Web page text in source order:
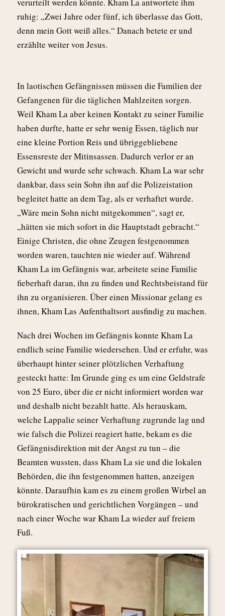
ruhig: „Zwei Jahre oder fünf, ich überlasse das Gott,
denn mein Gott weiß alles.“ Danach betete er und
erzählte weiter von Jesus.
In laotischen Gefängnissen müssen die Familien der
Gefangenen für die täglichen Mahlzeiten sorgen.
Weil Kham La aber keinen Kontakt zu seiner Familie
haben durfte, hatte er sehr wenig Essen, täglich nur
eine kleine Portion Reis und übriggebliebene
Essensreste der Mitinsassen. Dadurch verlor er an
Gewicht und wurde sehr schwach. Kham La war sehr
dankbar, dass sein Sohn ihn auf die Polizeistation
begleitet hatte an dem Tag, als er verhaftet wurde.
„Wäre mein Sohn nicht mitgekommen“, sagt er,
„hätten sie mich sofort in die Hauptstadt gebracht.“
Einige Christen, die ohne Zeugen festgenommen
worden waren, tauchten nie wieder auf. Während
Kham La im Gefängnis war, arbeitete seine Familie
fieberhaft daran, ihn zu finden und Rechtsbeistand für
ihn zu organisieren. Über einen Missionar gelang es
ihnen, Kham Las Aufenthaltsort ausfindig zu machen.
Nach drei Wochen im Gefängnis konnte Kham La
endlich seine Familie wiedersehen. Und er erfuhr, was
überhaupt hinter seiner plötzlichen Verhaftung
gesteckt hatte: Im Grunde ging es um eine Geldstrafe
von 25 Euro, über die er nicht informiert worden war
und deshalb nicht bezahlt hatte. Als herauskam,
welche Lappalie seiner Verhaftung zugrunde lag und
wie falsch die Polizei reagiert hatte, bekam es die
Gefängnisdirektion mit der Angst zu tun – die
Beamten wussten, dass Kham La sie und die lokalen
Behörden, die ihn festgenommen hatten, anzeigen
könnte. Daraufhin kam es zu einem großen Wirbel an
bürokratischen und gerichtlichen Vorgängen – und
nach einer Woche war Kham La wieder auf freiem
Fuß.